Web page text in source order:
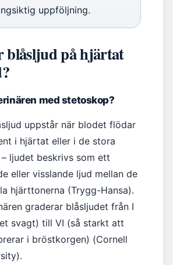
uppföljning.
blåsljud på hjärtat
med stetoskop?
uppstår när blodet flödar
i hjärtat eller i de stora
– ljudet beskrivs som ett
eller visslande ljud mellan de
hjärttonerna (Trygg-Hansa).
graderar blåsljudet från I
svagt) till VI (så starkt att
i bröstkorgen) (Cornell